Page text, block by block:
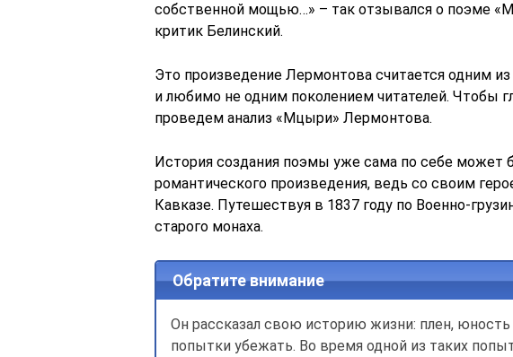
собственной мощью…» – так отзывался о поэме
критик Белинский.
Это произведение Лермонтова считается одним
и любимо не одним поколением читателей. Чтобы
проведем анализ «Мцыри» Лермонтова.
История создания поэмы уже сама по себе
романтического произведения, ведь со своим
Кавказе. Путешествуя в 1837 году по Военно-
старого монаха.
Обратите внимание
Он рассказал свою историю жизни: плен,
попытки убежать. Во время одной из таких